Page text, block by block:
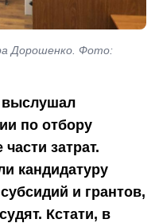
Дорошенко. Фото:
выслушал
по отбору
затрат.
кандидатуру
и грантов,
Кстати, в